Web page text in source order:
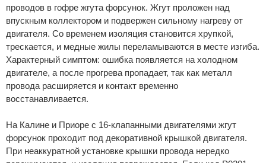
проводов в гофре жгута форсунок. Жгут проложен над
впускным коллектором и подвержен сильному нагреву от
двигателя. Со временем изоляция становится хрупкой,
трескается, и медные жилы переламываются в месте изгиба.
Характерный симптом: ошибка появляется на холодном
двигателе, а после прогрева пропадает, так как металл
провода расширяется и контакт временно
восстанавливается.
На Калине и Приоре с 16-клапанными двигателями жгут
форсунок проходит под декоративной крышкой двигателя.
При неаккуратной установке крышки провода нередко